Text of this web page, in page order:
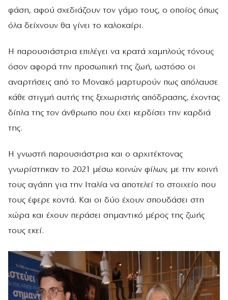
φάση, αφού σχεδιάζουν τον γάμο τους, ο οποίος όπως
όλα δείχνουν θα γίνει το καλοκαίρι.
Η παρουσιάστρια επιλέγει να κρατά χαμηλούς τόνους
όσον αφορά την προσωπική της ζωή, ωστόσο οι
αναρτήσεις από το Μονακό μαρτυρούν πως απόλαυσε
κάθε στιγμή αυτής της ξεχωριστής απόδρασης, έχοντας
δίπλα της τον άνθρωπο που έχει κερδίσει την καρδιά
της.
Η γνωστή παρουσιάστρια και ο αρχιτέκτονας
γνωρίστηκαν το 2021 μέσω κοινών φίλων, με την κοινή
τους αγάπη για την Ιταλία να αποτελεί το στοιχείο που
τους έφερε κοντά. Και οι δύο έχουν σπουδάσει στη
χώρα και έχουν περάσει σημαντικό μέρος της ζωής
τους εκεί.